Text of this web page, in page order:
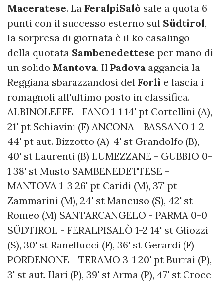
Maceratese. La FeralpiSalò sale a quota 6
punti con il successo esterno sul Südtirol,
la sorpresa di giornata è il ko casalingo
della quotata Sambenedettese per mano di
un solido Mantova. Il Padova aggancia la
Reggiana sbarazzandosi del Forlì e lascia i
romagnoli all'ultimo posto in classifica.
ALBINOLEFFE - FANO 1-1 14' pt Cortellini (A),
21' pt Schiavini (F) ANCONA - BASSANO 1-2
44' pt aut. Bizzotto (A), 4' st Grandolfo (B),
40' st Laurenti (B) LUMEZZANE - GUBBIO 0-
1 38' st Musto SAMBENEDETTESE -
MANTOVA 1-3 26' pt Caridi (M), 37' pt
Zammarini (M), 24' st Mancuso (S), 42' st
Romeo (M) SANTARCANGELO - PARMA 0-0
SÜDTIROL - FERALPISALÒ 1-2 14' st Gliozzi
(S), 30' st Ranellucci (F), 36' st Gerardi (F)
PORDENONE - TERAMO 3-1 20' pt Burrai (P),
3' st aut. Ilari (P), 39' st Arma (P), 47' st Croce